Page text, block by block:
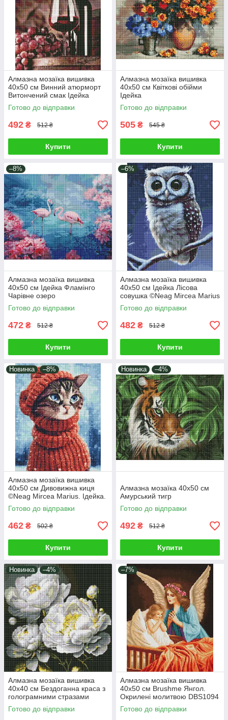
Алмазна мозаїка вишивка
40х50 см Винний атюрморт
Витончений смак Ідейка
Готово до відправки
492 ₴ 512 ₴
Купити
Алмазна мозаїка вишивка
40х50 см Квіткові обійми
Ідейка
Готово до відправки
505 ₴ 545 ₴
Купити
–8%
Алмазна мозаїка вишивка
40х50 см Ідейка Фламінго
Чарівне озеро
Готово до відправки
472 ₴ 512 ₴
Купити
–6%
Алмазна мозаїка вишивка
40х50 см Ідейка Лісова
совушка ©Neag Mircea Marius
Готово до відправки
482 ₴ 512 ₴
Купити
Новинка –8%
Алмазна мозаїка вишивка
40х50 см Дивовижна киця
©Neag Mircea Marius. Ідейка.
АМО7350
Готово до відправки
462 ₴ 502 ₴
Купити
Новинка –4%
Алмазна мозаїка 40х50 см
Амурський тигр
Готово до відправки
492 ₴ 512 ₴
Купити
Новинка –4%
Алмазна мозаїка вишивка
40х40 см Бездоганна краса з
голограмними стразами
Готово до відправки
–7%
Алмазна мозаїка вишивка
40х50 см Brushme Янгол.
Окрилені молитвою DBS1094
Готово до відправки